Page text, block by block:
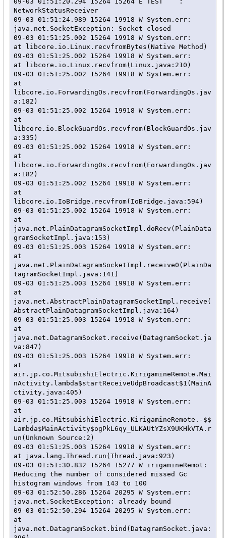
NetworkStatusReceiver
09-03 01:51:24.989 15264 19918 W System.err:
java.net.SocketException: Socket closed
09-03 01:51:25.002 15264 19918 W System.err:
at libcore.io.Linux.recvfromBytes(Native Method)
09-03 01:51:25.002 15264 19918 W System.err:
at libcore.io.Linux.recvfrom(Linux.java:210)
09-03 01:51:25.002 15264 19918 W System.err:
at
libcore.io.ForwardingOs.recvfrom(ForwardingOs.jav
a:182)
09-03 01:51:25.002 15264 19918 W System.err:
at
libcore.io.BlockGuardOs.recvfrom(BlockGuardOs.jav
a:335)
09-03 01:51:25.002 15264 19918 W System.err:
at
libcore.io.ForwardingOs.recvfrom(ForwardingOs.jav
a:182)
09-03 01:51:25.002 15264 19918 W System.err:
at
libcore.io.IoBridge.recvfrom(IoBridge.java:594)
09-03 01:51:25.002 15264 19918 W System.err:
at
java.net.PlainDatagramSocketImpl.doRecv(PlainData
gramSocketImpl.java:153)
09-03 01:51:25.003 15264 19918 W System.err:
at
java.net.PlainDatagramSocketImpl.receive0(PlainDa
tagramSocketImpl.java:141)
09-03 01:51:25.003 15264 19918 W System.err:
at
java.net.AbstractPlainDatagramSocketImpl.receive(
AbstractPlainDatagramSocketImpl.java:164)
09-03 01:51:25.003 15264 19918 W System.err:
at
java.net.DatagramSocket.receive(DatagramSocket.ja
va:847)
09-03 01:51:25.003 15264 19918 W System.err:
at
air.jp.co.MitsubishiElectric.KirigamineRemote.Mai
nActivity.lambda$startReceiveUdpBroadcast$1(MainA
ctivity.java:405)
09-03 01:51:25.003 15264 19918 W System.err:
at
air.jp.co.MitsubishiElectric.KirigamineRemote.-$$
Lambda$MainActivity$ogPkL6qy_ULKAUtYZsX9UKHkVTA.r
un(Unknown Source:2)
09-03 01:51:25.003 15264 19918 W System.err:
at java.lang.Thread.run(Thread.java:923)
09-03 01:51:30.832 15264 15277 W irigamineRemot:
Reducing the number of considered missed Gc
histogram windows from 143 to 100
09-03 01:52:50.286 15264 20295 W System.err:
java.net.SocketException: already bound
09-03 01:52:50.294 15264 20295 W System.err:
at
java.net.DatagramSocket.bind(DatagramSocket.java: